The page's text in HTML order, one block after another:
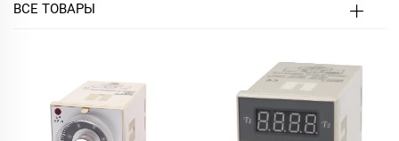
ВСЕ ТОВАРЫ